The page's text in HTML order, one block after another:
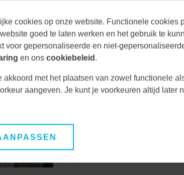
VAN ALLE
Bij Vecon Engineers
uitdagingen en kansen
Door nauwe
unieke behoeften en
Hierdoor
oplossingen, maar
cookies op onze website. Functionele cookies
goed te laten werken en het gebruik te
voor gepersonaliseerde en niet-
en ons cookiebeleid .
akkoord met het plaatsen van zowel functionele
aangeven. Je kunt je voorkeuren altijd later